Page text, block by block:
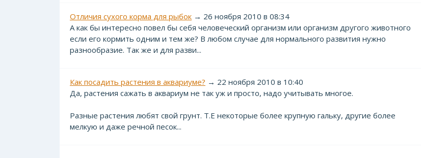
Отличия сухого корма для рыбок → 26 ноября 2010 в 08:34
А как бы интересно повел бы себя человеческий организм или организм другого животного
если его кормить одним и тем же? В любом случае для нормального развития нужно
разнообразие. Так же и для разви...
Как посадить растения в аквариуме? → 22 ноября 2010 в 10:40
Да, растения сажать в аквариум не так уж и просто, надо учитывать многое.
Разные растения любят свой грунт. Т.Е некоторые более крупную гальку, другие более
мелкую и даже речной песок...